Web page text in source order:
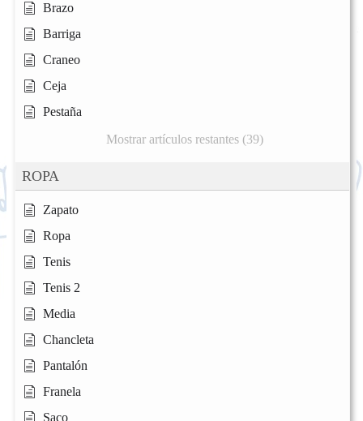
Brazo
Barriga
Craneo
Ceja
Pestaña
Mostrar artículos restantes (39)
ROPA
Zapato
Ropa
Tenis
Tenis 2
Media
Chancleta
Pantalón
Franela
Saco